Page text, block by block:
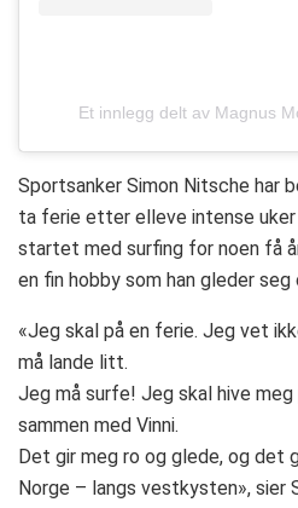
Et innlegg delt av Magnus
Sportsanker Simon Nitsche har
ta ferie etter elleve intense
startet med surfing for noen få
en fin hobby som han gleder seg
«Jeg skal på en ferie. Jeg vet
må lande litt.
Jeg må surfe! Jeg skal hive
sammen med Vinni.
Det gir meg ro og glede, og det
Norge – langs vestkysten», sier